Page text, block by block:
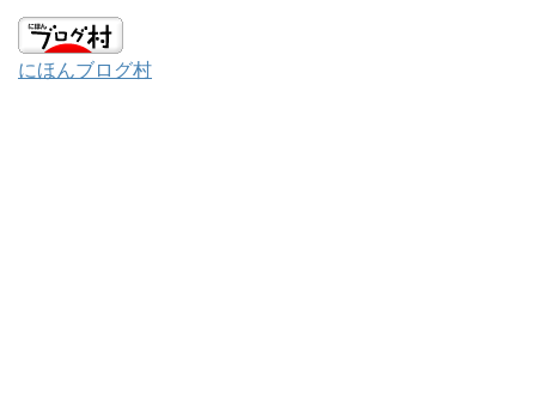
にほんブログ村